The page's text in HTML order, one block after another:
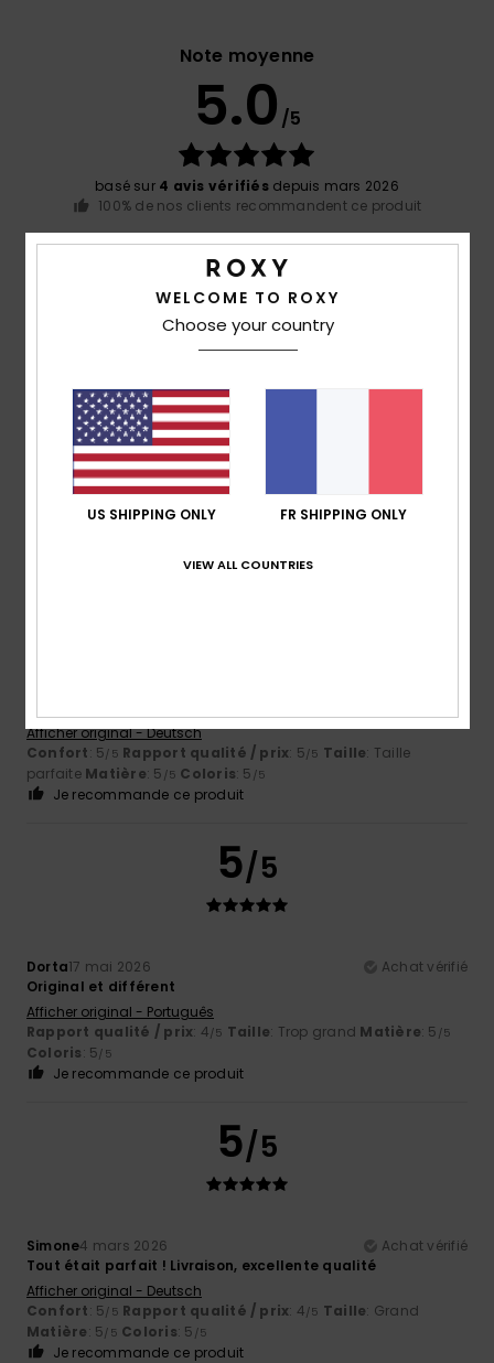
Note moyenne
5.0 /5
basé sur 4 avis vérifiésdepuis mars 2026
100% de nos clients recommandent ce produit
Rapport qualité / prix
Coloris
5
Afficher original - Deutsch
Confort: 5/5 Rapport qualité / prix: 5/5 Taille: Taille
parfaite Matière: 5 /5 Coloris: 5 /5
Je recommande ce produit
5/5
Dorta17 mai 2026
Achat vérifié
Original et différent
Afficher original - Português
Rapport qualité / prix: 4/5 Taille: Trop grand Matière: 5 /5
Coloris: 5/5
Je recommande ce produit
5/5
Simone4 mars 2026
Achat vérifié
Tout était parfait ! Livraison, excellente qualité
Afficher original - Deutsch
Confort: 5/5 Rapport qualité / prix: 4/5 Taille: Grand
Matière: 5/5 Coloris: 5 /5
Je recommande ce produit
WELCOME TO ROXY
Choose your country
US SHIPPING ONLY FR SHIPPING ONLY
VIEW ALL COUNTRIES